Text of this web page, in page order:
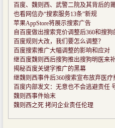
百度、魏则西、武警二院及其背后的
也看网信办“搜索服务13条”新规
苹果AppStore将展示搜索广告
自百度做出搜索竞价调整后360和搜
百度规则大改，我们要怎么调整？
百度搜索推广大幅调整的影响和应对
继百度魏则西后搜狗推出搜狗明医来
揭秘百度关键字推广的黑幕
继魏则西事件后360搜索宣布放弃医疗
百度内部发文：无意也不会逃避责任
魏则西事件始末
魏则西之死 拷问企业责任伦理